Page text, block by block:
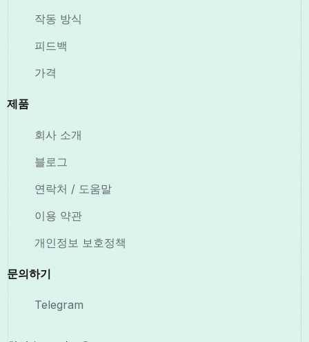
작동 방식
피드백
가격
제품
회사 소개
블로그
연락처 / 도움말
이용 약관
개인정보 보호정책
문의하기
Telegram